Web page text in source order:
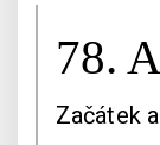
78.
Začátek